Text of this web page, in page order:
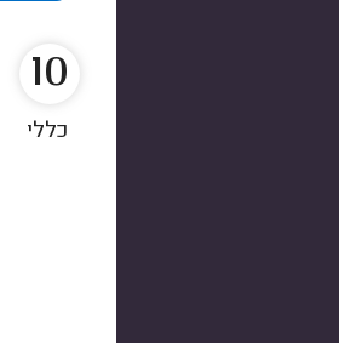
10
כללי